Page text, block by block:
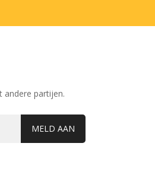
andere partijen.
MELD AAN